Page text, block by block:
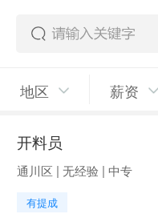
地区 薪资
开料员
通川区 | 无经验 | 中专
有提成